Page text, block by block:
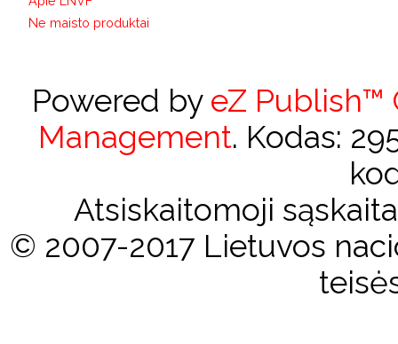
Ne maisto produktai
Powered by eZ Publish™
Management. Kodas:
Atsiskaitomoji
© 2007-2017 Lietuvos